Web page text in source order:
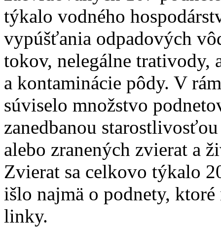
týkalo vodného
vypúšťania odpadových
tokov, nelegálne trativody,
a kontaminácie pôdy. V
súviselo množstvo
zanedbanou
alebo zranených zvierat a
Zvierat sa celkovo týkalo
išlo najmä o podnety,
linky.